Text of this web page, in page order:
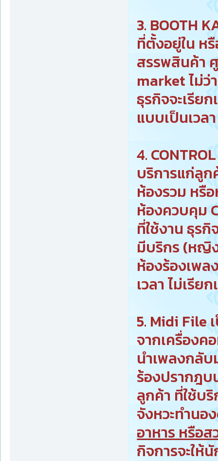
3. BOOTH
ที่ตั้งอยู่ใน ห
สรรพสินค้า
market ไม่ว่
ธุรกิจจะเรีย
แบบเป็นเวลา
4.
บริการแก่ลูก
ห้องรวม หรื
ห้องควบคุม
ที่ใช้งาน ธุร
มีบริกร (หญิง
ห้องร้องเพล
เวลา ไม่เรีย
5. Midi File
จากเครื่องค
นำเพลงกลับ
ร้องปรากฎบ
ลูกค้า ที่ใช้บ
จังหวะทำน
อาหาร หรือ
กิจการจะให้